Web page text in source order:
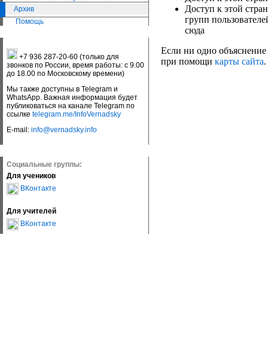
Архив
Помощь
+7 936 287-20-60 (только для
звонков по России, время работы: с 9.00
до 18.00 по Московскому времени)
Мы также доступны в Telegram и
WhatsApp. Важная информация будет
публиковаться на канале Telegram по
ссылке telegram.me/InfoVernadsky
E-mail: info@vernadsky.info
Социальные группы:
Для учеников
ВКонтакте
Для учителей
ВКонтакте
Доступ к этой
групп
сюда
Если ни одно объяснение
при помощи карты сайта.